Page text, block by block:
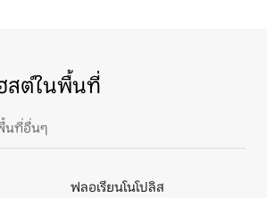
สต์ในพื้นที่
นที่อื่นๆ
ฟลอเรียนโนโปลิส